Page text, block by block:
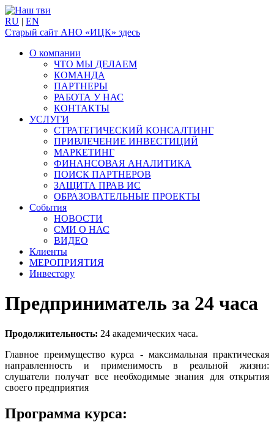
RU | EN
Старый сайт АНО «ИЦК» здесь
О компании
ЧТО МЫ ДЕЛАЕМ
КОМАНДА
ПАРТНЕРЫ
РАБОТА У НАС
КОНТАКТЫ
УСЛУГИ
СТРАТЕГИЧЕСКИЙ КОНСАЛТИНГ
ПРИВЛЕЧЕНИЕ ИНВЕСТИЦИЙ
МАРКЕТИНГ
ФИНАНСОВАЯ АНАЛИТИКА
ПОИСК ПАРТНЕРОВ
ЗАЩИТА ПРАВ ИС
ОБРАЗОВАТЕЛЬНЫЕ ПРОЕКТЫ
События
НОВОСТИ
СМИ О НАС
ВИДЕО
Клиенты
МЕРОПРИЯТИЯ
Инвестору
Предприниматель за 24 часа
Продолжительность: 24 академических часа.
Главное преимущество курса - максимальная практическая
направленность и применимость в реальной жизни:
слушатели получат все необходимые знания для открытия
своего предприятия
Программа курса: